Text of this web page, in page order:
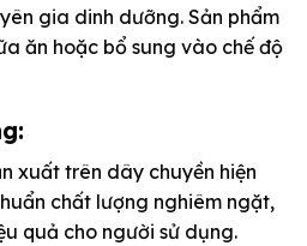
gia dinh dưỡng. Sản phẩm
ăn hoặc bổ sung vào chế độ
xuất trên dây chuyền hiện
chất lượng nghiêm ngặt,
quả cho người sử dụng.